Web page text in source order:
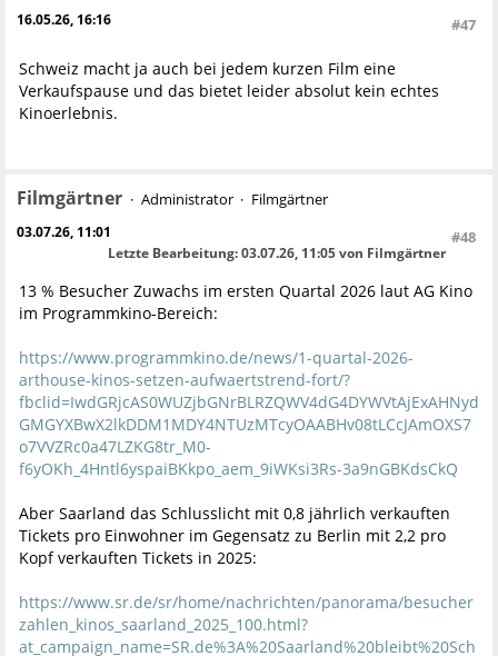
16.05.26, 16:16 #47
Schweiz macht ja auch bei jedem kurzen Film eine
Verkaufspause und das bietet leider absolut kein echtes
Kinoerlebnis.
Filmgärtner Administrator Filmgärtner
03.07.26, 11:01 #48
Letzte Bearbeitung: 03.07.26, 11:05 von Filmgärtner
13 % Besucher Zuwachs im ersten Quartal 2026 laut AG Kino
im Programmkino-Bereich:
https://www.programmkino.de/news/1-quartal-2026-
arthouse-kinos-setzen-aufwaertstrend-fort/?
fbclid=IwdGRjcAS0WUZjbGNrBLRZQWV4dG4DYWVtAjExAHNyd
GMGYXBwX2lkDDM1MDY4NTUzMTcyOAABHv08tLCcJAmOXS7
o7VVZRc0a47LZKG8tr_M0-
f6yOKh_4Hntl6yspaiBKkpo_aem_9iWKsi3Rs-3a9nGBKdsCkQ
Aber Saarland das Schlusslicht mit 0,8 jährlich verkauften
Tickets pro Einwohner im Gegensatz zu Berlin mit 2,2 pro
Kopf verkauften Tickets in 2025:
https://www.sr.de/sr/home/nachrichten/panorama/besucher
zahlen_kinos_saarland_2025_100.html?
at_campaign_name=SR.de%3A%20Saarland%20bleibt%20Sch